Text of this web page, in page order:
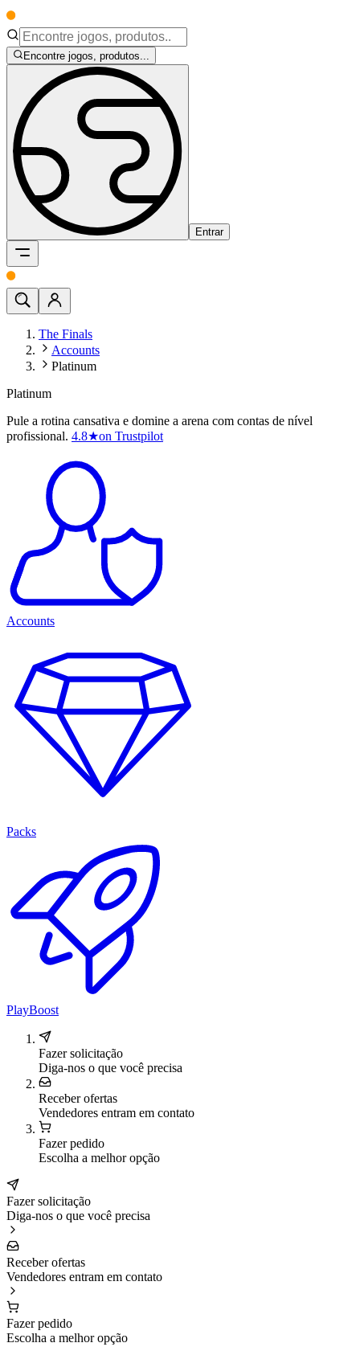
Encontre jogos, produtos...
Entrar
The Finals
Accounts
Platinum
Platinum
Pule a rotina cansativa e domine a arena com contas de nível
profissional. 4.8★on Trustpilot
Accounts
Packs
PlayBoost
Fazer solicitação
Diga-nos o que você precisa
Receber ofertas
Vendedores entram em contato
Fazer pedido
Escolha a melhor opção
Fazer solicitação
Diga-nos o que você precisa
Receber ofertas
Vendedores entram em contato
Fazer pedido
Escolha a melhor opção